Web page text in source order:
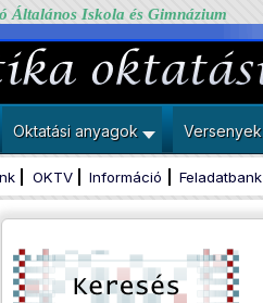
Általános Iskola és Gimnázium
Oktatási anyagok Versenyek
OKTV Információ Feladatbank